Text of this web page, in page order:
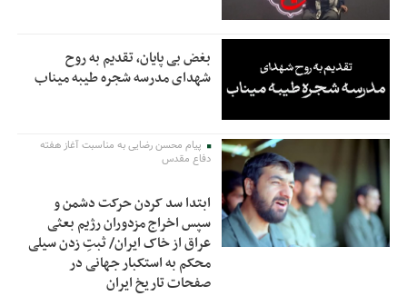
بغض بی پایان، تقدیم به روح
شهدای مدرسه شجره طیبه میناب
پیام محسن رضایی به مناسبت آغاز هفته
دفاع مقدس
ابتدا سد کردن حرکت دشمن و
سپس اخراج مزدوران رژیم بعثی
عراق از خاک ایران/ ثبتِ زدن سیلی
محکم به استکبار جهانی در
صفحات تاریخ ایران